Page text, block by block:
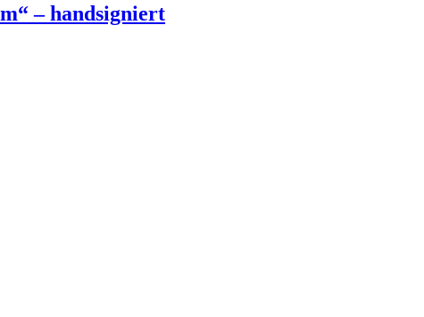
– handsigniert